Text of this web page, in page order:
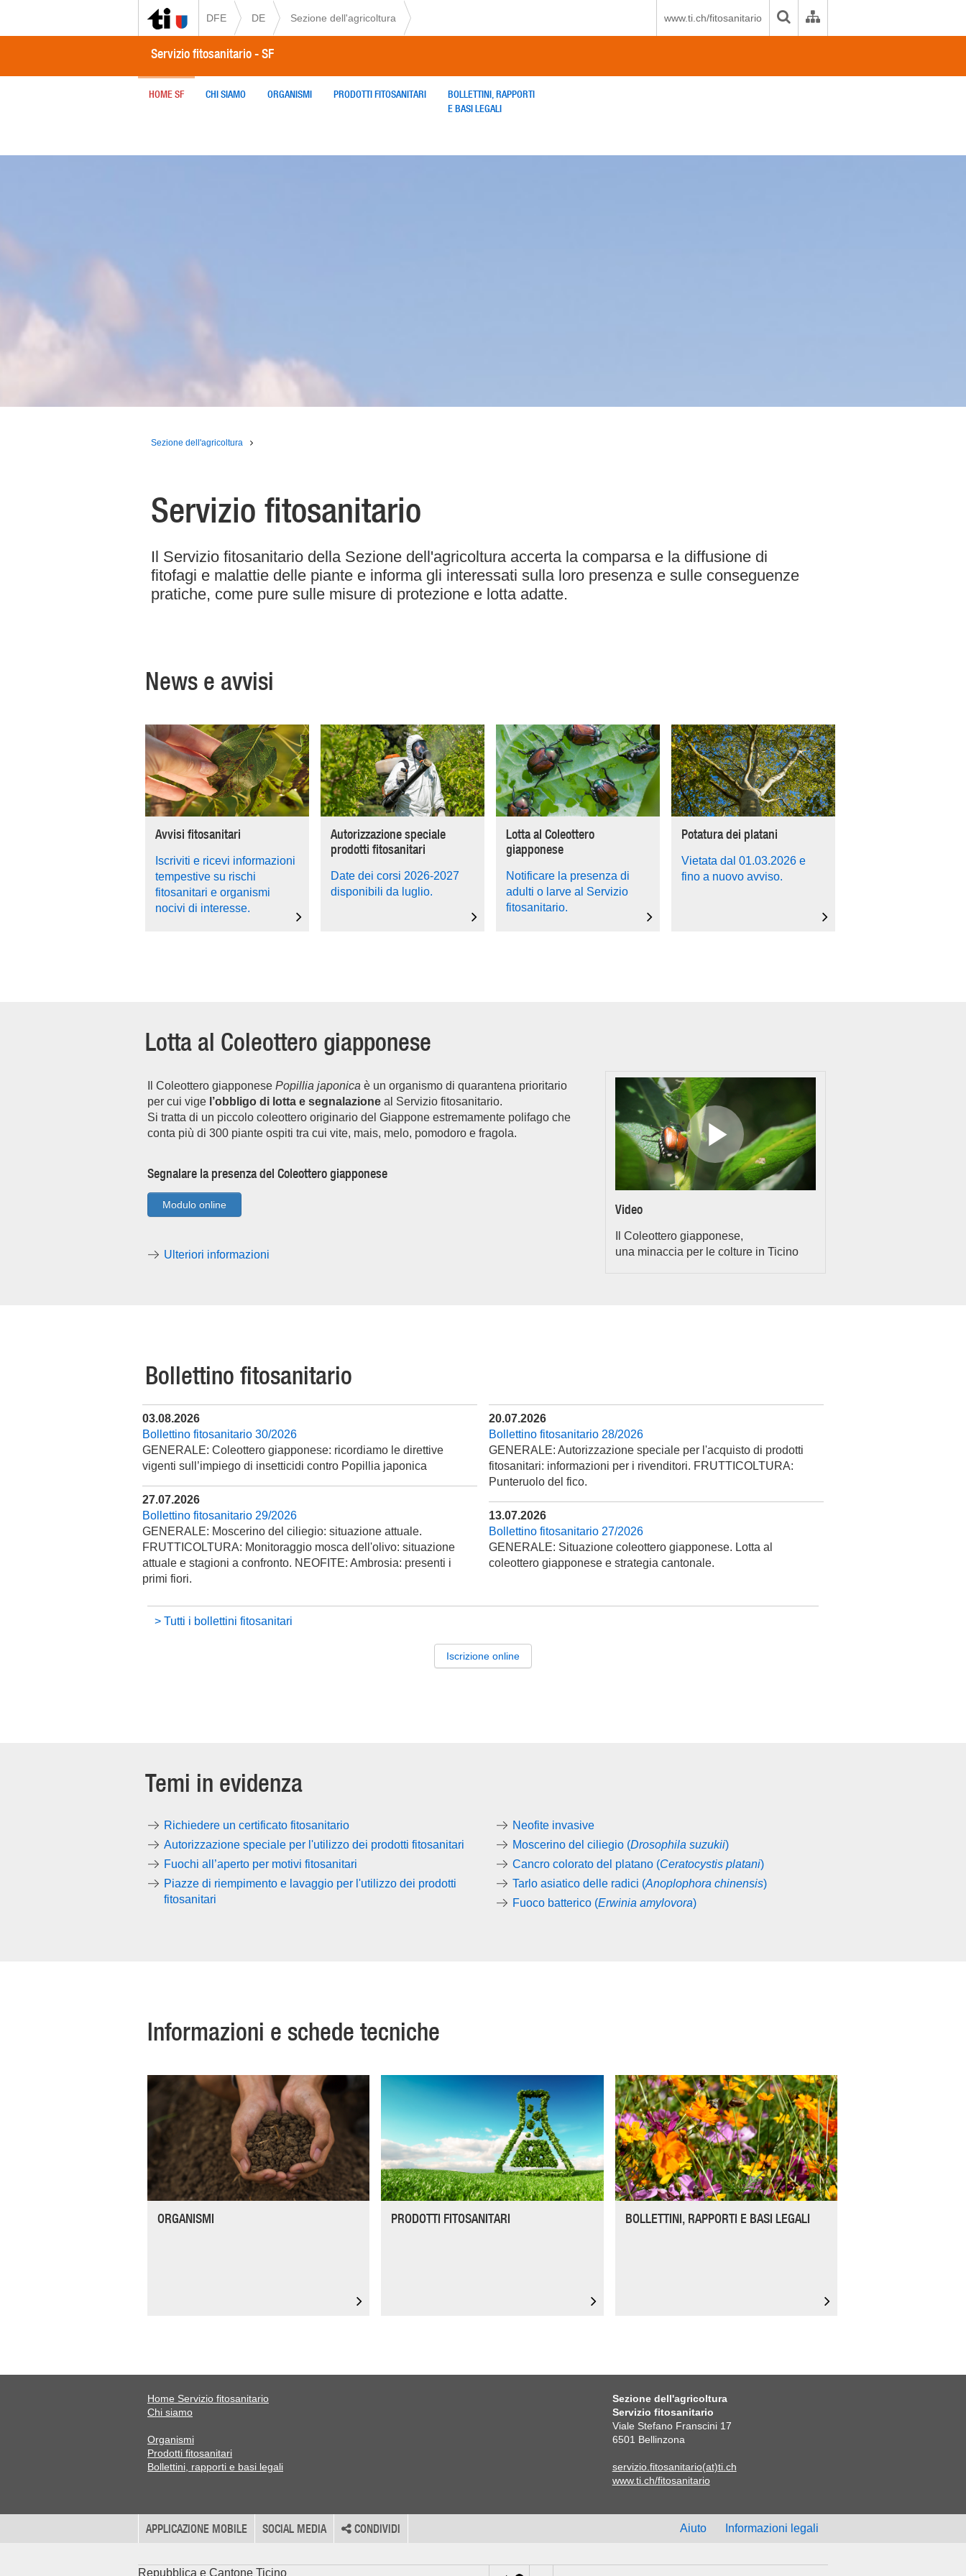
DFE DE Sezione dell'agricoltura www.ti.ch/fitosanitario
Servizio fitosanitario - SF
HOME SF CHI SIAMO ORGANISMI PRODOTTI FITOSANITARI
BOLLETTINI, RAPPORTI
E BASI LEGALI
Sezione dell'agricoltura
Servizio fitosanitario
Il Servizio fitosanitario della Sezione dell'agricoltura accerta la comparsa e la diffusione di
fitofagi e malattie delle piante e informa gli interessati sulla loro presenza e sulle conseguenze
pratiche, come pure sulle misure di protezione e lotta adatte.
News e avvisi
Avvisi fitosanitari
Iscriviti e ricevi informazioni
tempestive su rischi
fitosanitari e organismi
nocivi di interesse.
Autorizzazione speciale
prodotti fitosanitari
Date dei corsi 2026-2027
disponibili da luglio.
Lotta al Coleottero
giapponese
Notificare la presenza di
adulti o larve al Servizio
fitosanitario.
Potatura dei platani
Vietata dal 01.03.2026 e
fino a nuovo avviso.
Lotta al Coleottero giapponese
Il Coleottero giapponese Popillia japonica è un organismo di quarantena prioritario
per cui vige l’obbligo di lotta e segnalazione al Servizio fitosanitario.
Si tratta di un piccolo coleottero originario del Giappone estremamente polifago che
conta più di 300 piante ospiti tra cui vite, mais, melo, pomodoro e fragola.
Segnalare la presenza del Coleottero giapponese
Modulo online
Ulteriori informazioni
Riproduzione
video
Video
Il Coleottero giapponese,
una minaccia per le colture in Ticino
Bollettino fitosanitario
03.08.2026
Bollettino fitosanitario 30/2026
GENERALE: Coleottero giapponese: ricordiamo le direttive
vigenti sull’impiego di insetticidi contro Popillia japonica
27.07.2026
Bollettino fitosanitario 29/2026
GENERALE: Moscerino del ciliegio: situazione attuale.
FRUTTICOLTURA: Monitoraggio mosca dell'olivo: situazione
attuale e stagioni a confronto. NEOFITE: Ambrosia: presenti i
primi fiori.
20.07.2026
Bollettino fitosanitario 28/2026
GENERALE: Autorizzazione speciale per l'acquisto di prodotti
fitosanitari: informazioni per i rivenditori. FRUTTICOLTURA:
Punteruolo del fico.
13.07.2026
Bollettino fitosanitario 27/2026
GENERALE: Situazione coleottero giapponese. Lotta al
coleottero giapponese e strategia cantonale.
> Tutti i bollettini fitosanitari
Iscrizione online
Temi in evidenza
Richiedere un certificato fitosanitario
Autorizzazione speciale per l'utilizzo dei prodotti fitosanitari
Fuochi all’aperto per motivi fitosanitari
Piazze di riempimento e lavaggio per l'utilizzo dei prodotti
fitosanitari
Neofite invasive
Moscerino del ciliegio (Drosophila suzukii)
Cancro colorato del platano (Ceratocystis platani)
Tarlo asiatico delle radici (Anoplophora chinensis)
Fuoco batterico (Erwinia amylovora)
Informazioni e schede tecniche
ORGANISMI PRODOTTI FITOSANITARI BOLLETTINI, RAPPORTI E BASI LEGALI
Home Servizio fitosanitario
Chi siamo
Organismi
Prodotti fitosanitari
Bollettini, rapporti e basi legali
Sezione dell'agricoltura
Servizio fitosanitario
Viale Stefano Franscini 17
6501 Bellinzona
servizio.fitosanitario(at)ti.ch
www.ti.ch/fitosanitario
APPLICAZIONE MOBILE SOCIAL MEDIA CONDIVIDI Aiuto Informazioni legali
Repubblica e Cantone Ticino